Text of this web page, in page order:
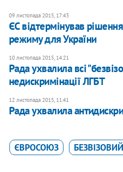
09 листопада 2015, 17:43
ЄС відтермінував
режиму для України
10 листопада 2015, 14:21
Рада ухвалила всі
недискримінації ЛГБТ
12 листопада 2015, 11:41
Рада ухвалила
ЄВРОСОЮЗ